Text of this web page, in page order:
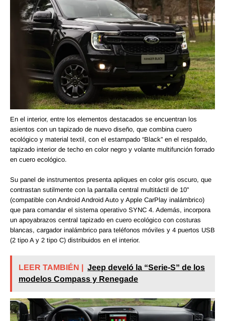
En el interior, entre los elementos destacados se encuentran los
asientos con un tapizado de nuevo diseño, que combina cuero
ecológico y material textil, con el estampado “Black” en el respaldo,
tapizado interior de techo en color negro y volante multifunción forrado
en cuero ecológico.
Su panel de instrumentos presenta apliques en color gris oscuro, que
contrastan sutilmente con la pantalla central multitáctil de 10”
(compatible con Android Android Auto y Apple CarPlay inalámbrico)
que para comandar el sistema operativo SYNC 4. Además, incorpora
un apoyabrazos central tapizado en cuero ecológico con costuras
blancas, cargador inalámbrico para teléfonos móviles y 4 puertos USB
(2 tipo A y 2 tipo C) distribuidos en el interior.
LEER TAMBIÉN | Jeep develó la “Serie-S” de los
modelos Compass y Renegade